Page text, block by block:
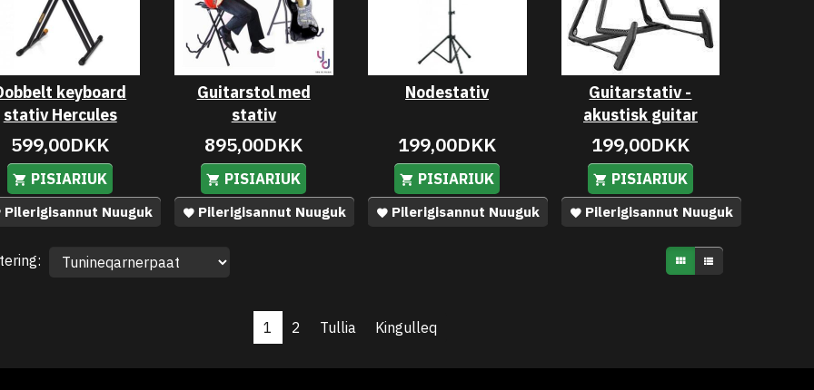
keyboard
stativ Hercules
599,00DKK
PISIARIUK
Pilerigisannut Nuuguk
Guitarstol med
stativ
895,00DKK
PISIARIUK
Pilerigisannut Nuuguk
Nodestativ
199,00DKK
PISIARIUK
Pilerigisannut Nuuguk
Guitarstativ -
akustisk guitar
199,00DKK
PISIARIUK
Pilerigisannut Nuuguk
1 2 Tullia Kingulleq